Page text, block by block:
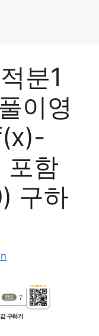
분1
이영
포함
구하